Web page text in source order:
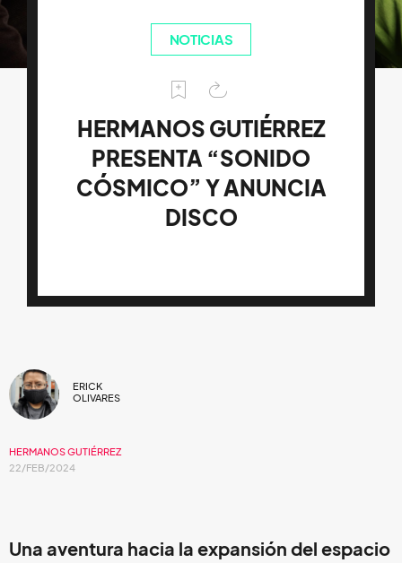
NOTICIAS
HERMANOS GUTIÉRREZ
PRESENTA “SONIDO
CÓSMICO” Y ANUNCIA
DISCO
ERICK
OLIVARES
HERMANOS GUTIÉRREZ
22/FEB/2024
Una aventura hacia la expansión del espacio